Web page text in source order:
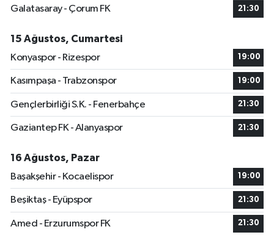
Galatasaray - Çorum FK
21:30
15 Ağustos, Cumartesi
Konyaspor - Rizespor
19:00
Kasımpaşa - Trabzonspor 19:00
Gençlerbirliği S.K. - Fenerbahçe 21:30
Gaziantep FK - Alanyaspor 21:30
16 Ağustos, Pazar
Başakşehir - Kocaelispor
19:00
Beşiktaş - Eyüpspor 21:30
Amed - Erzurumspor FK 21:30